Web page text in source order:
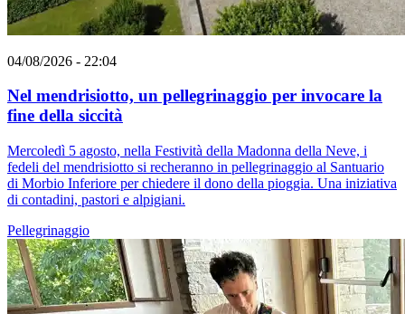
04/08/2026 - 22:04
Nel mendrisiotto, un pellegrinaggio per invocare la
fine della siccità
Mercoledì 5 agosto, nella Festività della Madonna della Neve, i
fedeli del mendrisiotto si recheranno in pellegrinaggio al Santuario
di Morbio Inferiore per chiedere il dono della pioggia. Una iniziativa
di contadini, pastori e alpigiani.
Pellegrinaggio